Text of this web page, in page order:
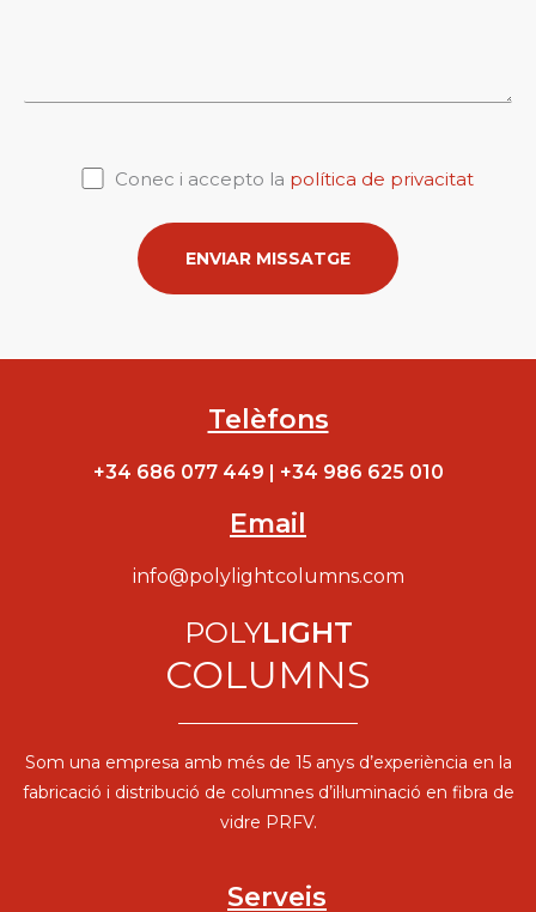
Conec i accepto la política de privacitat
POLYLIGHT
COLUMNS
Som una empresa amb més de 15 anys d’experiència en la
fabricació i distribució de columnes d’il·luminació en fibra de
vidre PRFV.
Serveis
Telèfons
+34 686 077 449 | +34 986 625 010
Email
info@polylightcolumns.com